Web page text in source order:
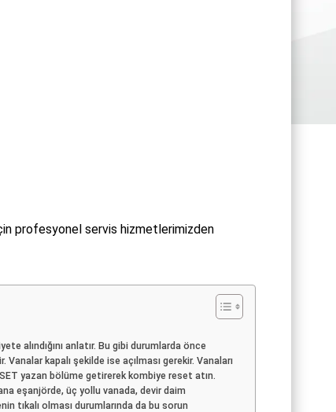
profesyonel servis hizmetlerimizden
alındığını anlatır. Bu gibi durumlarda önce
kapalı şekilde ise açılması gerekir. Vanaları
yazan bölüme getirerek kombiye reset atın.
eşanjörde, üç yollu vanada, devir daim
tıkalı olması durumlarında da bu sorun